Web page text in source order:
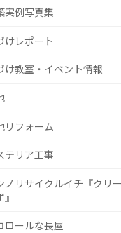
例写真集
けレポート
け教室・イベント情報
リフォーム
テリア工事
ノリサイクルイチ『クリ
ロールな長屋